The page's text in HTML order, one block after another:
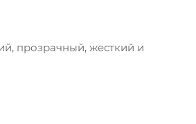
прозрачный, жесткий и